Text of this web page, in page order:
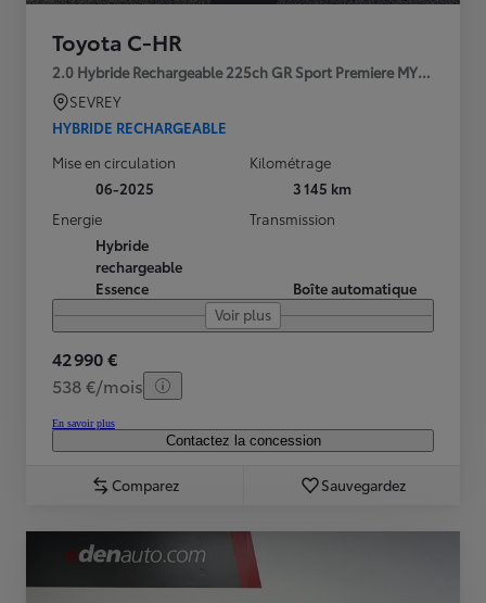
Toyota C-HR
2.0 Hybride Rechargeable 225ch GR Sport Premiere MY25
SEVREY
HYBRIDE RECHARGEABLE
Mise en circulation
06-2025
Kilométrage
3 145 km
Energie
Hybride
rechargeable
Essence
Transmission
Boîte automatique
Voir plus
42 990 €
538 €/mois
En savoir plus
Contactez la concession
Comparez Sauvegardez